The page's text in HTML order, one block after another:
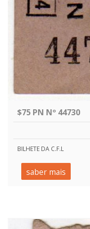
$75 PN Nº 44730
BILHETE DA C.F.L
saber mais